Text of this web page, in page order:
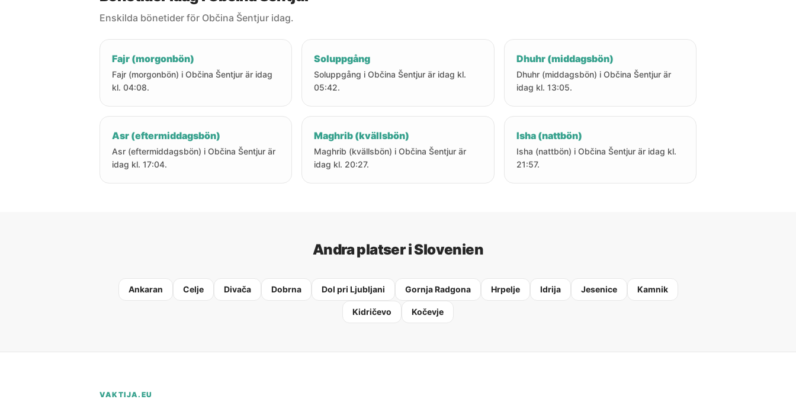
Enskilda bönetider för Občina Šentjur idag.
Fajr (morgonbön)
Fajr (morgonbön) i Občina Šentjur är idag
kl. 04:08.
Soluppgång
Soluppgång i Občina Šentjur är idag kl.
05:42.
Dhuhr (middagsbön)
Dhuhr (middagsbön) i Občina Šentjur är
idag kl. 13:05.
Asr (eftermiddagsbön)
Asr (eftermiddagsbön) i Občina Šentjur är
idag kl. 17:04.
Maghrib (kvällsbön)
Maghrib (kvällsbön) i Občina Šentjur är
idag kl. 20:27.
Isha (nattbön)
Isha (nattbön) i Občina Šentjur är idag kl.
21:57.
Andra platser i Slovenien
Ankaran Celje Divača Dobrna Dol pri Ljubljani Gornja Radgona Hrpelje Idrija Jesenice Kamnik
Kidričevo Kočevje
VAKTIJA.EU